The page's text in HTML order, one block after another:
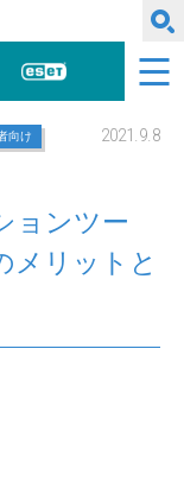
ン株式会社
セキュリティ情報局
ESET
向け 2021.9.8
ョンツー
メリットと